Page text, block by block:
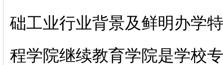
础工业行业背景及鲜明办学
程学院继续教育学院是学校